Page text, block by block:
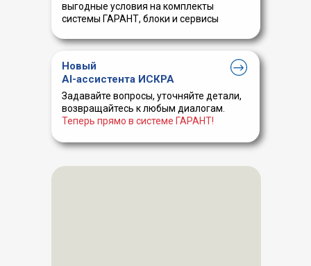
выгодные условия на комплекты
системы ГАРАНТ, блоки и сервисы
Новый
AI-ассистента ИСКРА
Задавайте вопросы, уточняйте детали,
возвращайтесь к любым диалогам.
Теперь прямо в системе ГАРАНТ!